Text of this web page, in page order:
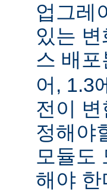
업그레
있는
스 배포
어, 1.3
전이
정해야
모듈도
해야 한